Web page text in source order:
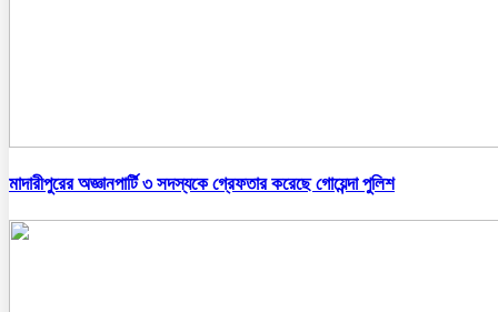
মাদারীপুরের অজ্ঞানপার্টি ৩ সদস্যকে গ্রেফতার করেছে গোয়েন্দা পুলিশ